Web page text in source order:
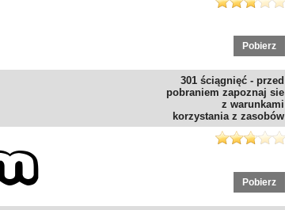
Pobierz
301 ściągnięć - przed
pobraniem zapoznaj sie
z warunkami
korzystania z zasobów
Pobierz